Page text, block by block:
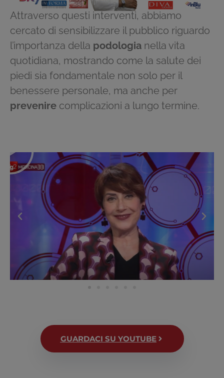
Attraverso questi interventi, abbiamo
cercato di sensibilizzare il pubblico riguardo
l’importanza della podologia nella vita
quotidiana, mostrando come la salute dei
piedi sia fondamentale non solo per il
benessere personale, ma anche per
prevenire complicazioni a lungo termine.
GUARDACI SU YOUTUBE